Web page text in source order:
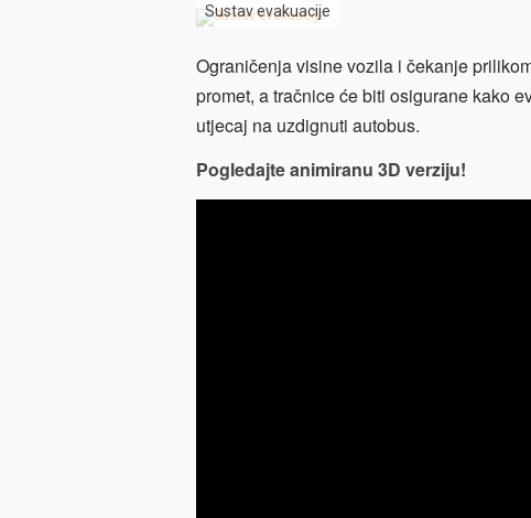
Sustav evakuacije
Ograničenja visine vozila i čekanje
promet, a tračnice će biti osigurane kako
utjecaj na uzdignuti autobus.
Pogledajte animiranu 3D verziju!